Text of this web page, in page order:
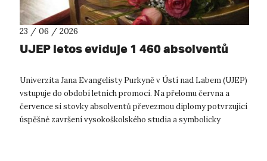
23 / 06 / 2026
UJEP letos eviduje 1 460 absolventů
Univerzita Jana Evangelisty Purkyně v Ústí nad Labem (UJEP)
vstupuje do období letních promocí. Na přelomu června a
července si stovky absolventů převezmou diplomy potvrzující
úspěšné završení vysokoškolského studia a symbolicky